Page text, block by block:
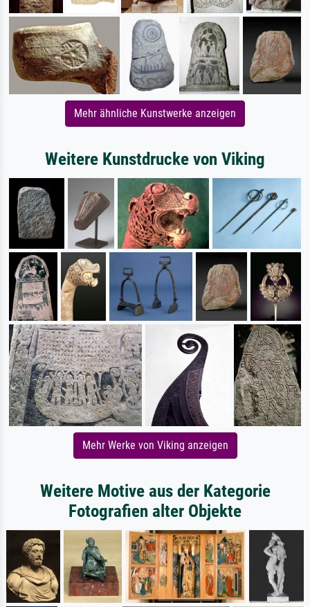
Mehr ähnliche Kunstwerke anzeigen
Weitere Kunstdrucke von Viking
Mehr Werke von Viking anzeigen
Weitere Motive aus der Kategorie
Fotografien alter Objekte